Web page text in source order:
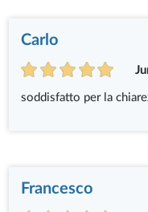
Carlo
soddisfatto per la
Francesco